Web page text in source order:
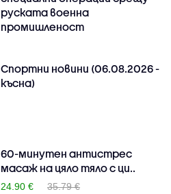
руската военна
промишленост
Спортни новини (06.08.2026 -
късна)
60-минутен антистрес
масаж на цяло тяло с ци..
24.90 €
35.79 €